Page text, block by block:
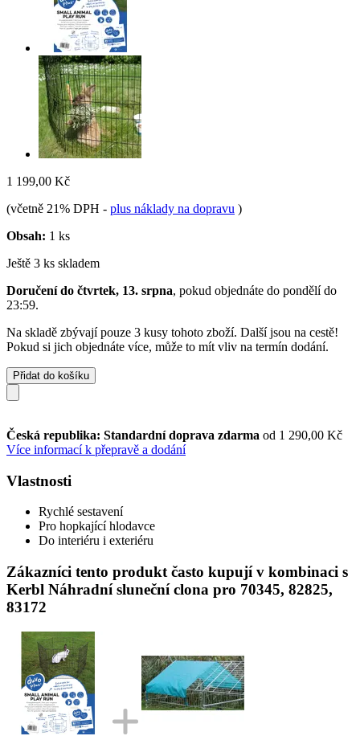
1 199,00 Kč
(včetně 21% DPH - plus náklady na dopravu )
Obsah: 1 ks
Ještě 3 ks skladem
Doručení do čtvrtek, 13. srpna, pokud objednáte do pondělí do
23:59.
Na skladě zbývají pouze 3 kusy tohoto zboží. Další jsou na cestě!
Pokud si jich objednáte více, může to mít vliv na termín dodání.
Přidat do košíku
Česká republika: Standardní doprava zdarma od 1 290,00 Kč
Více informací k přepravě a dodání
Vlastnosti
Rychlé sestavení
Pro hopkající hlodavce
Do interiéru i exteriéru
Zákazníci tento produkt často kupují v kombinaci s
Kerbl Náhradní sluneční clona pro 70345, 82825,
83172